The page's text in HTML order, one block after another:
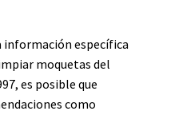
información específica
moquetas del
es posible que
como